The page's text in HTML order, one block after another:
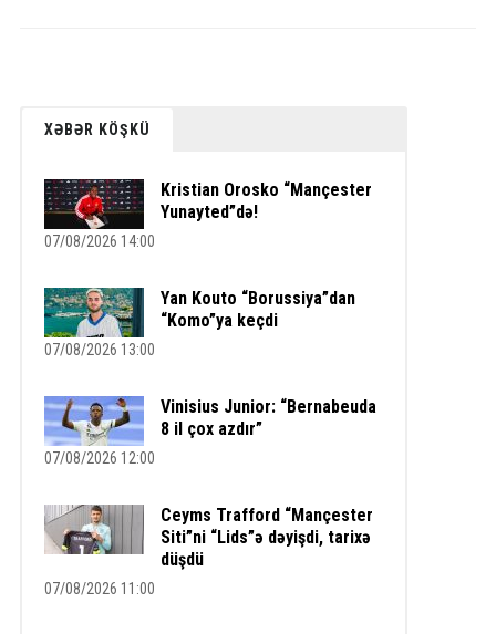
XƏBƏR KÖŞKÜ
Kristian Orosko “Mançester
Yunayted”də!
07/08/2026 14:00
Yan Kouto “Borussiya”dan
“Komo”ya keçdi
07/08/2026 13:00
Vinisius Junior: “Bernabeuda
8 il çox azdır”
07/08/2026 12:00
Ceyms Trafford “Mançester
Siti”ni “Lids”ə dəyişdi, tarixə
düşdü
07/08/2026 11:00